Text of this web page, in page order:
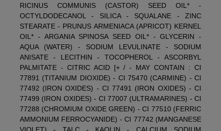
RICINUS COMMUNIS (CASTOR) SEED OIL* -
OCTYLDODECANOL - SILICA - SQUALANE - ZINC
STEARATE - PRUNUS ARMENIACA (APRICOT) KERNEL
OIL* - ARGANIA SPINOSA SEED OIL* - GLYCERIN -
AQUA (WATER) - SODIUM LEVULINATE - SODIUM
ANISATE - LECITHIN - TOCOPHEROL - ASCORBYL
PALMITATE - CITRIC ACID [+ / - MAY CONTAIN : CI
77891 (TITANIUM DIOXIDE) - CI 75470 (CARMINE) - CI
77492 (IRON OXIDES) - CI 77491 (IRON OXIDES) - CI
77499 (IRON OXIDES) - CI 77007 (ULTRAMARINES) - CI
77288 (CHROMIUM OXIDE GREEN) - CI 77510 (FERRIC
AMMONIUM FERROCYANIDE) - CI 77742 (MANGANESE